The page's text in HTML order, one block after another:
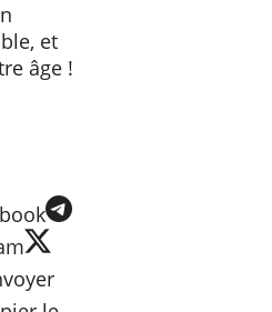
et
âge !